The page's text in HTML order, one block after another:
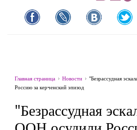
Главная страница Новости
"Безрассудная
Россию за керченский эпизод
"Безрассудная